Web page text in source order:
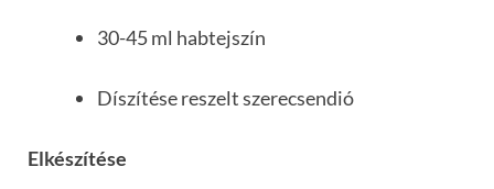
30-45 ml habtejszín
Díszítése reszelt szerecsendió
Elkészítése